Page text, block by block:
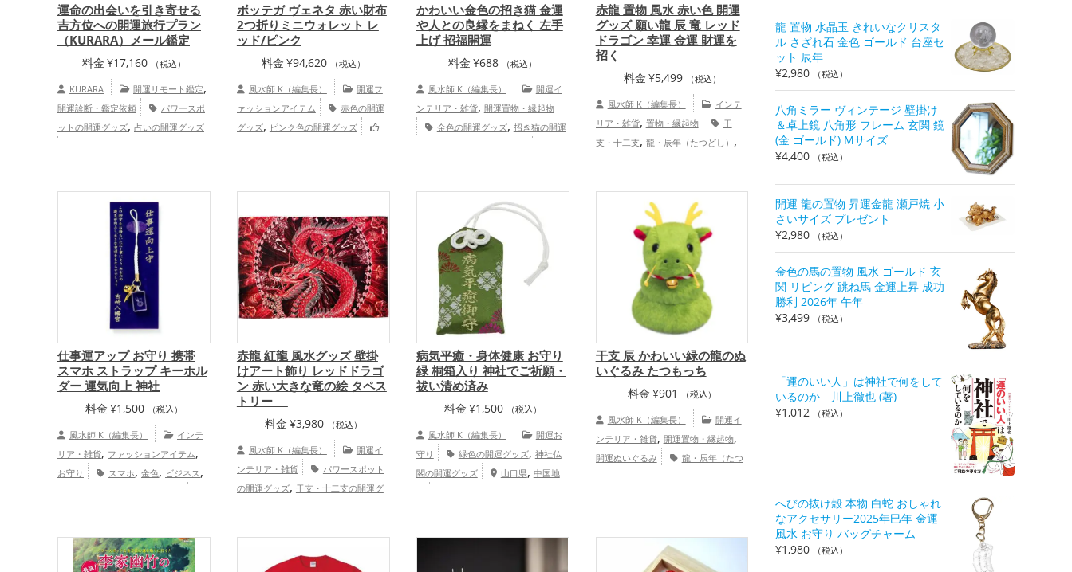
運命の出会いを引き寄せる
吉方位への開運旅行プラン
（KURARA）メール鑑定
料金 ¥17,160 （税込）
KURARA 開運リモート鑑定,
開運診断・鑑定依頼
パワースポ
ットの開運グッズ, 占いの開運グッズ
ボッテガ ヴェネタ 赤い財布
2つ折りミニウォレット レ
ッド/ピンク
料金 ¥94,620 （税込）
風水師 K（編集長）
開運フ
ァッションアイテム
赤色の開運
グッズ, ピンク色の開運グッズ
かわいい金色の招き猫 金運
や人との良縁をまねく 左手
上げ 招福開運
料金 ¥688 （税込）
風水師 K（編集長）
開運イ
ンテリア・雑貨, 開運置物・縁起物
金色の開運グッズ, 招き猫の開運
,総合運・全体運ア
赤龍 置物 風水 赤い色 開運
グッズ 願い龍 辰 竜 レッド
ドラゴン 幸運 金運 財運を
招く
料金 ¥5,499 （税込）
風水師 K（編集長）
インテ
リア・雑貨, 置物・縁起物
干
支・十二支, 龍・辰年（たつどし） ,
仕事運アップ 健康運アップ
庭運・家族運アップ
仕事運アップ お守り 携帯
スマホ ストラップ キーホル
ダー 運気向上 神社
料金 ¥1,500 （税込）
風水師 K（編集長）
インテ
リア・雑貨, ファッションアイテム,
お守り スマホ, 金色, ビジネス ,
赤龍 紅龍 風水グッズ 壁掛
けアート飾り レッドドラゴ
ン 赤い大きな竜の絵 タペス
トリー
料金 ¥3,980 （税込）
風水師 K（編集長）
開運イ
ンテリア・雑貨
パワースポット
の開運グッズ, 干支・十二支の開運グ
店舗の開運グッズ,旧2024年
病気平癒・身体健康 お守り
緑 桐箱入り 神社でご祈願・
祓い清め済み
料金 ¥1,500 （税込）
風水師 K（編集長）
開運お
守り
緑色の開運グッズ, 神社仏
閣の開運グッズ
山口県, 中国地
干支 辰 かわいい緑の龍のぬ
いぐるみ たつもっち
料金 ¥901 （税込）
風水師 K（編集長）
開運イ
ンテリア・雑貨, 開運置物・縁起物,
開運ぬいぐるみ
龍・辰年（たつ
, ,
健康運アップ ,家庭運・家族運
龍 置物 水晶玉 きれいなクリスタ
ル さざれ石 金色 ゴールド 台座セ
ット 辰年
¥2,980 （税込）
八角ミラー ヴィンテージ 壁掛け
＆卓上鏡 八角形 フレーム 玄関 鏡
(金 ゴールド) Mサイズ
¥4,400 （税込）
開運 龍の置物 昇運金龍 瀬戸焼 小
さいサイズ プレゼント
¥2,980 （税込）
金色の馬の置物 風水 ゴールド 玄
関 リビング 跳ね馬 金運上昇 成功
勝利 2026年 午年
¥3,499 （税込）
「運のいい人」は神社で何をして
いるのか 川上徹也 (著)
¥1,012 （税込）
へびの抜け殻 本物 白蛇 おしゃれ
なアクセサリー2025年巳年 金運
風水 お守り バッグチャーム
¥1,980 （税込）